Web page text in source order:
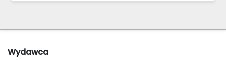
Wydawca